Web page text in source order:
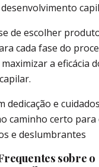
de escolher
cada fase do
a eficácia
dedicação e
caminho certo
e deslumbrantes
sobre o